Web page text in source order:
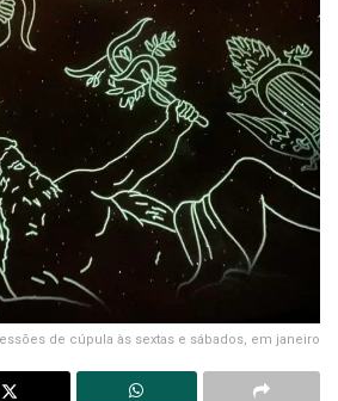
de cúpula às sextas e sábados, em janeiro